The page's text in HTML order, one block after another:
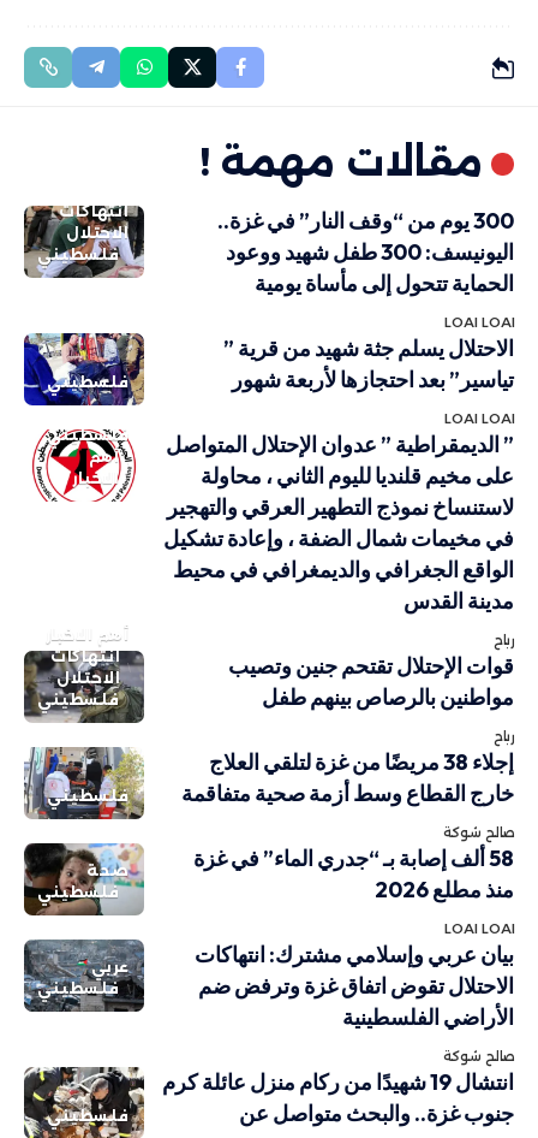
مقالات مهمة !
انتهاكات
الاحتلال
فلسطيني
300 يوم من “وقف النار” في غزة..
اليونيسف: 300 طفل شهيد ووعود
الحماية تتحول إلى مأساة يومية
LOAI LOAI
فلسطيني
الاحتلال يسلم جثة شهيد من قرية ”
تياسير” بعد احتجازها لأربعة شهور
LOAI LOAI
فلسطيني
أهم
الاخبار
” الديمقراطية ” عدوان الإحتلال المتواصل
على مخيم قلنديا لليوم الثاني ، محاولة
لاستنساخ نموذج التطهير العرقي والتهجير
في مخيمات شمال الضفة ، وإعادة تشكيل
الواقع الجغرافي والديمغرافي في محيط
مدينة القدس
رباح
أهم الاخبار
انتهاكات
الاحتلال
فلسطيني
قوات الإحتلال تقتحم جنين وتصيب
مواطنين بالرصاص بينهم طفل
رباح
فلسطيني
إجلاء 38 مريضًا من غزة لتلقي العلاج
خارج القطاع وسط أزمة صحية متفاقمة
صالح شوكة
صحة
فلسطيني
58 ألف إصابة بـ “جدري الماء” في غزة
منذ مطلع 2026
LOAI LOAI
عربي
فلسطيني
بيان عربي وإسلامي مشترك: انتهاكات
الاحتلال تقوض اتفاق غزة وترفض ضم
الأراضي الفلسطينية
صالح شوكة
فلسطيني
انتشال 19 شهيدًا من ركام منزل عائلة كرم
جنوب غزة.. والبحث متواصل عن